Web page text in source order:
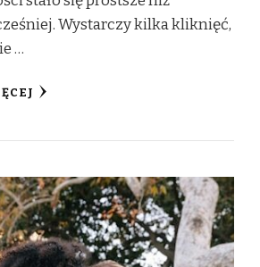
Wystarczy kilka kliknięć,
…